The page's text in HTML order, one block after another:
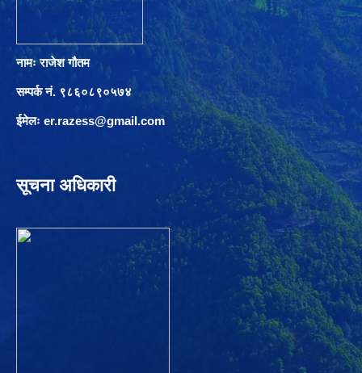
नामः राजेश गौतम
सम्पर्क नं. ९८६०८९०५७४
ईमेलः er.razess@gmail.com
सूचना अधिकारी